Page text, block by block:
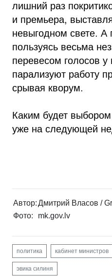
лишний раз
и премьера,
невыгодном свете. А
пользуясь весьма
перевесом голосов у
парализуют работу
срывая кворум.
Каким будет
уже на следующей
Автор:Дмитрий Власов /
Фото:
mk.gov.lv
политика кабинет министров
эвика силиня